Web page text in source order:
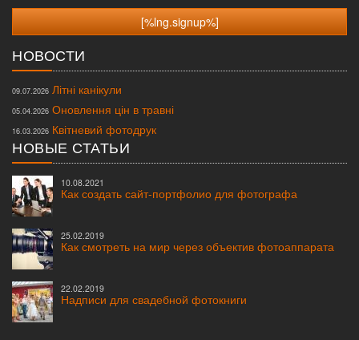
НОВОСТИ
09.07.2026 Літні канікули
05.04.2026 Оновлення цін в травні
16.03.2026 Квітневий фотодрук
НОВЫЕ СТАТЬИ
10.08.2021
Как создать сайт-портфолио для фотографа
25.02.2019
Как смотреть на мир через объектив фотоаппарата
22.02.2019
Надписи для свадебной фотокниги